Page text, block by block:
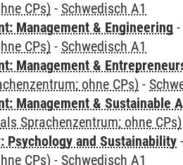
CPs) - Schwedisch A1
Management & Engineering -
CPs) - Schwedisch A1
Management &
ohne CPs) -
Management & Sustainable
Sprachenzentrum; ohne CPs)
Psychology and Sustainability -
CPs) - Schwedisch A1